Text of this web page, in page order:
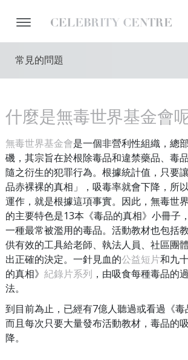
常見的問題
什麼是無毒世界基金會
無毒世界基金會是一個非營利性組織，總
磯，其宗旨在於根除毒品和違禁藥品、毒
隨之衍生的犯罪行為。根據統計值，只要
品赤裸裸的真相」，吸毒率就會下降，所
運作，就是根據這項事實。因此，無毒世
的主要特色是13本《毒品的真相》小冊子
一種最常被濫用的毒品。活動教材也包括
供有效的工具給老師、執法人員、社區團
出正確的決定。一針見血的公益短片和九
的真相》 紀錄片系列 ，由吸食每種毒品的
法。
到目前為止，已經有7億人聽過或看過《毒
而且每次只要大量發布活動教材，毒品的
降。